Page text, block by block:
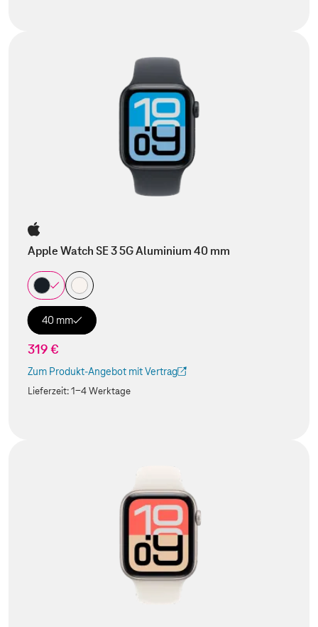
Apple Watch SE 3 5G Aluminium 40 mm
40 mm
319 €
Zum Produkt-Angebot mit Vertrag
(Der Link wird in einem neuen Tab geöffnet)
Lieferzeit:1-4 Werktage